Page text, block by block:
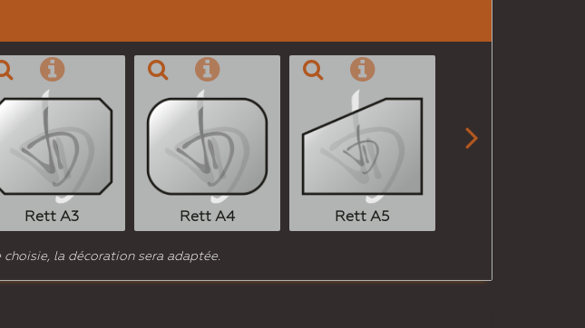
Rett A3 Rett A4 Rett A5

la décoration sera adaptée.